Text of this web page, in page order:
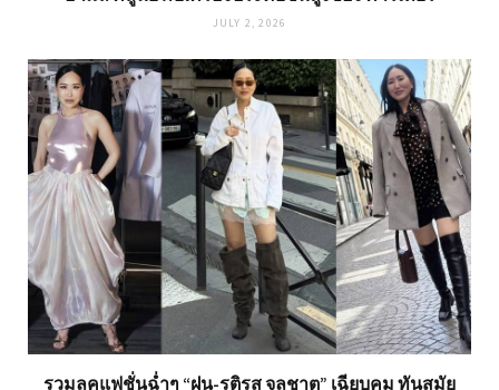
JULY 2, 2026
รวมลุคแฟชั่นฉ่ำๆ “ฝน-รติรส จุลชาต” เฉียบคม ทันสมัย